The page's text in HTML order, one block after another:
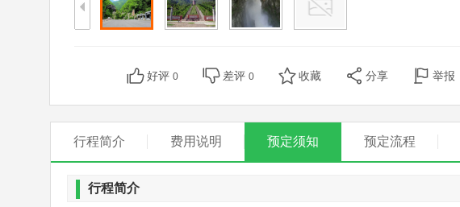
好评 0 差评 0 收藏 分享 举报
行程简介 费用说明 预定须知 预定流程
行程简介